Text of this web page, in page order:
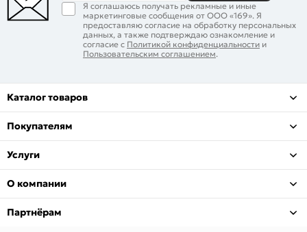
Я соглашаюсь получать рекламные и иные
маркетинговые сообщения от ООО «169». Я
предоставляю согласие на обработку персональных
данных, а также подтверждаю ознакомление и
согласие с Политикой конфиденциальности и
Пользовательским соглашением.
Каталог товаров
Покупателям
Услуги
О компании
Партнёрам